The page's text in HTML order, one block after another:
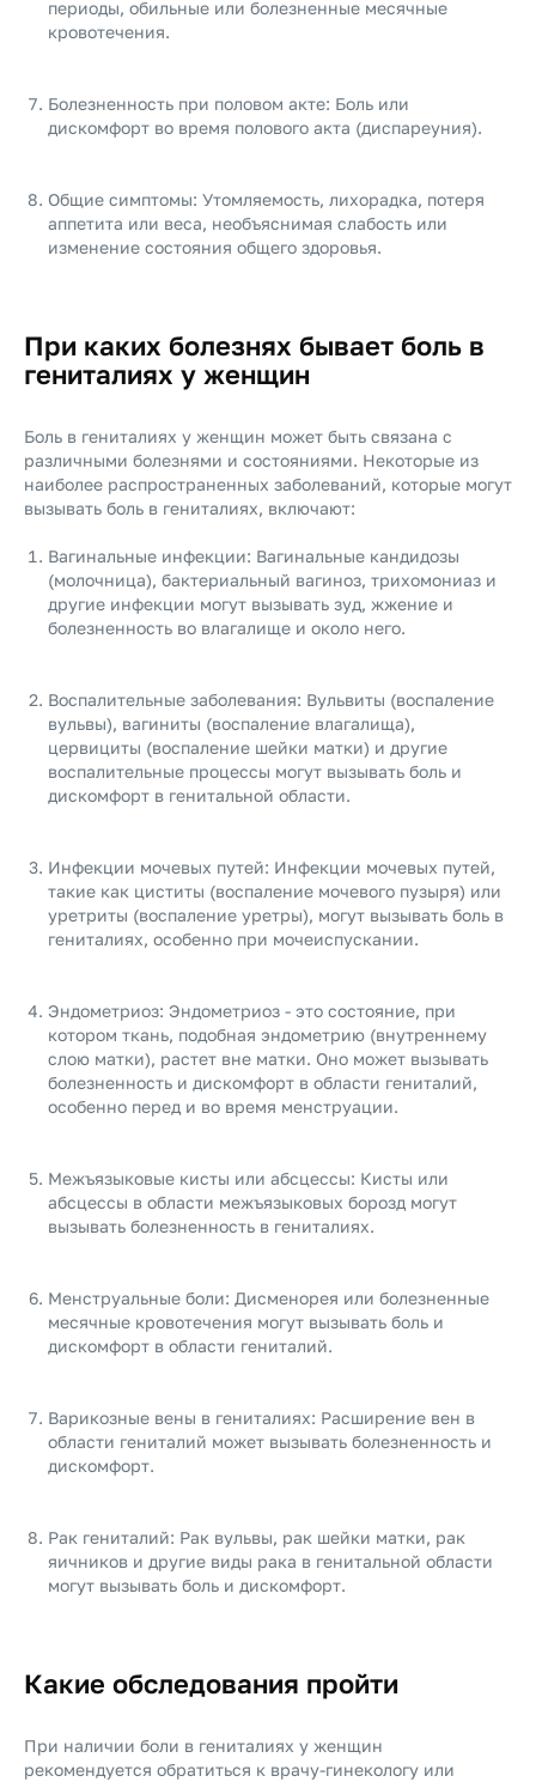
периоды, обильные или болезненные месячные
кровотечения.
Болезненность при половом акте: Боль или
дискомфорт во время полового акта (диспареуния).
Общие симптомы: Утомляемость, лихорадка, потеря
аппетита или веса, необъяснимая слабость или
изменение состояния общего здоровья.
При каких болезнях бывает боль в
гениталиях у женщин
Боль в гениталиях у женщин может быть связана с
различными болезнями и состояниями. Некоторые из
наиболее распространенных заболеваний, которые могут
вызывать боль в гениталиях, включают:
Вагинальные инфекции: Вагинальные кандидозы
(молочница), бактериальный вагиноз, трихомониаз и
другие инфекции могут вызывать зуд, жжение и
болезненность во влагалище и около него.
Воспалительные заболевания: Вульвиты (воспаление
вульвы), вагиниты (воспаление влагалища),
цервициты (воспаление шейки матки) и другие
воспалительные процессы могут вызывать боль и
дискомфорт в генитальной области.
Инфекции мочевых путей: Инфекции мочевых путей,
такие как циститы (воспаление мочевого пузыря) или
уретриты (воспаление уретры), могут вызывать боль в
гениталиях, особенно при мочеиспускании.
Эндометриоз: Эндометриоз - это состояние, при
котором ткань, подобная эндометрию (внутреннему
слою матки), растет вне матки. Оно может вызывать
болезненность и дискомфорт в области гениталий,
особенно перед и во время менструации.
Межъязыковые кисты или абсцессы: Кисты или
абсцессы в области межъязыковых борозд могут
вызывать болезненность в гениталиях.
Менструальные боли: Дисменорея или болезненные
месячные кровотечения могут вызывать боль и
дискомфорт в области гениталий.
Варикозные вены в гениталиях: Расширение вен в
области гениталий может вызывать болезненность и
дискомфорт.
Рак гениталий: Рак вульвы, рак шейки матки, рак
яичников и другие виды рака в генитальной области
могут вызывать боль и дискомфорт.
Какие обследования пройти
При наличии боли в гениталиях у женщин
рекомендуется обратиться к врачу-гинекологу или